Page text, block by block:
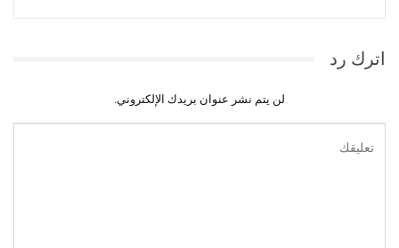
اترك رد
لن يتم نشر عنوان بريدك الإلكتروني.